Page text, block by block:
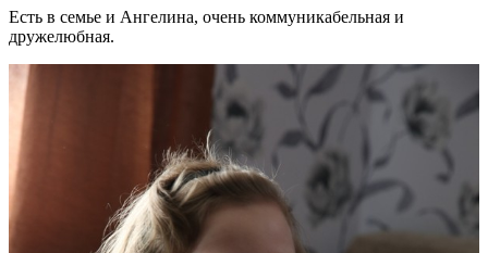
Есть в семье и Ангелина, очень коммуникабельная и
дружелюбная.